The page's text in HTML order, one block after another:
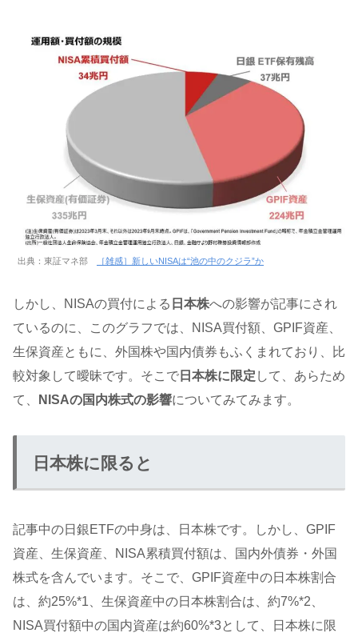
出典：東証マネ部 ［雑感］新しいNISAは“池の中のクジラ”か
しかし、NISAの買付による 日本株への影響が記事にされ
ているのに、このグラフでは、NISA買付額、GPIF資産、
生保資産ともに、外国株や国内債券もふくまれており、比
較対象して曖昧です。そこで 日本株に限定 して、あらため
て、
NISAの国内株式の影響についてみてみます。
日本株に限ると
記事中の日銀ETFの中身は、日本株です。しかし、GPIF
資産、生保資産、NISA累積買付額は、国内外債券・外国
株式を含んでいます。そこで、GPIF資産中の日本株割合
は、約25%*1、生保資産中の日本株割合は、約7%*2、
NISA買付額中の国内資産は約60%*3として、日本株に限